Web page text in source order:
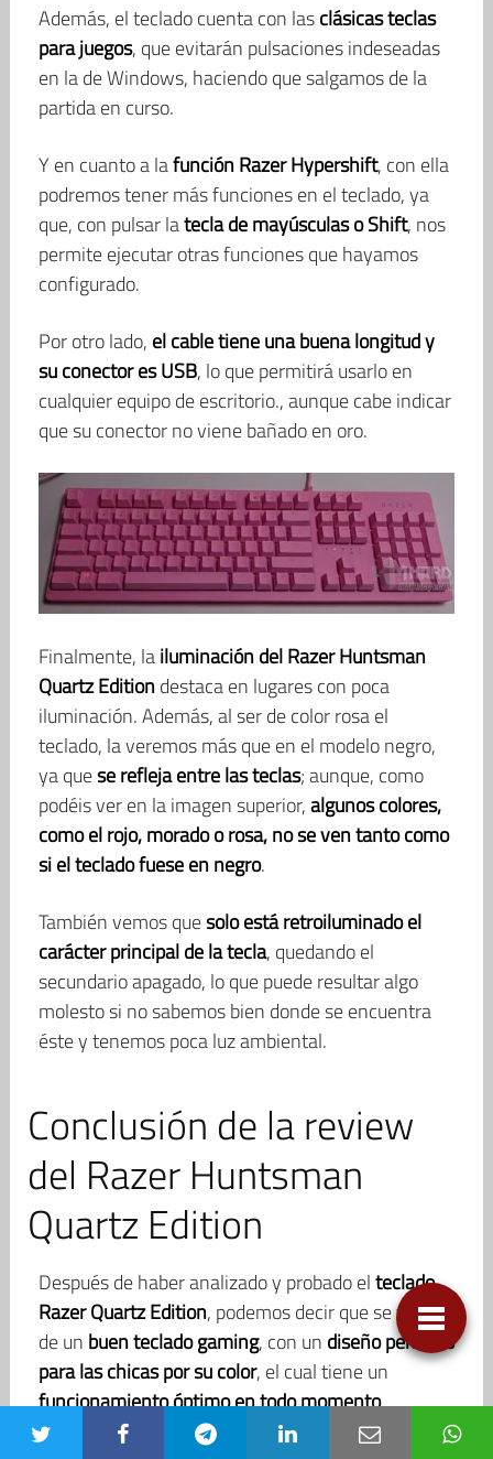
Además, el teclado cuenta con lasclásicas teclas
para juegos, que evitarán pulsaciones indeseadas
en la de Windows, haciendo que salgamos de la
partida en curso.
Y en cuanto a lafunción Razer Hypershift, con ella
podremos tener más funciones en el teclado, ya
que, con pulsar latecla de mayúsculas o Shift, nos
permite ejecutar otras funciones que hayamos
configurado.
Por otro lado, el cable tiene una buena longitud y
su conector es USB, lo que permitirá usarlo en
cualquier equipo de escritorio., aunque cabe indicar
que su conector no viene bañado en oro.
Finalmente, lailuminación del Razer Huntsman
Quartz Editiondestaca en lugares con poca
iluminación. Además, al ser de color rosa el
teclado, la veremos más que en el modelo negro,
ya quese refleja entre las teclas; aunque, como
podéis ver en la imagen superior,algunos colores,
como el rojo, morado o rosa, no se ven tanto como
si el teclado fuese en negro.
También vemos quesolo está retroiluminado el
carácter principal de la tecla, quedando el
secundario apagado, lo que puede resultar algo
molesto si no sabemos bien donde se encuentra
éste y tenemos poca luz ambiental.
Conclusión de la review
del Razer Huntsman
Quartz Edition
Después de haber analizado y probado elteclado
Razer Quartz Edition, podemos decir que se trata
de un buen teclado gaming, con un diseño pensado
para las chicas por su color, el cual tiene un
funcionamiento óptimo en todo momento.